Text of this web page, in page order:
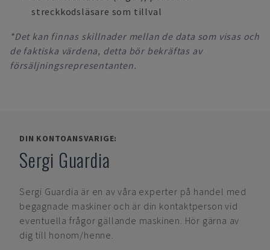
streckkodsläsare som tillval
*Det kan finnas skillnader mellan de data som visas och
de faktiska värdena, detta bör bekräftas av
försäljningsrepresentanten.
DIN KONTOANSVARIGE:
Sergi Guardia
Sergi Guardia är en av våra experter på handel med
begagnade maskiner och är din kontaktperson vid
eventuella frågor gällande maskinen. Hör gärna av
dig till honom/henne.